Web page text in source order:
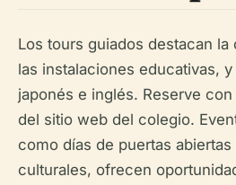
Los tours guiados destacan
las instalaciones educativas,
japonés e inglés. Reserve
del sitio web del colegio.
como días de puertas
culturales, ofrecen